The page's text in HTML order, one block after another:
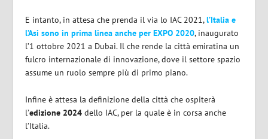
E intanto, in attesa che prenda il via lo IAC 2021, l’Italia e
l’Asi sono in prima linea anche per EXPO 2020, inaugurato
l’1 ottobre 2021 a Dubai. Il che rende la città emiratina un
fulcro internazionale di innovazione, dove il settore spazio
assume un ruolo sempre più di primo piano.
Infine è attesa la definizione della città che ospiterà
l’edizione 2024dello IAC, per la quale è in corsa anche
l’Italia.